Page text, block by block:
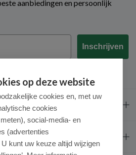
aanbiedingen en persoonlijk
Inschrijven
op deze website
cookies en, met uw
cookies
social-media- en
(advertenties
kunt uw keuze altijd wijzigen